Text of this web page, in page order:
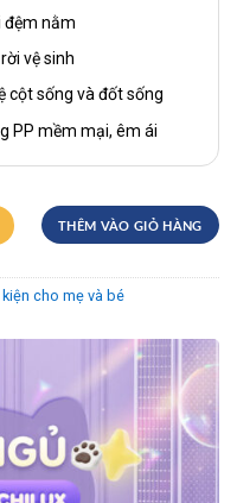
đệm nằm
vệ sinh
cột sống và đốt sống
PP mềm mại, êm ái
THÊM VÀO GIỎ HÀNG
kiện cho mẹ và bé